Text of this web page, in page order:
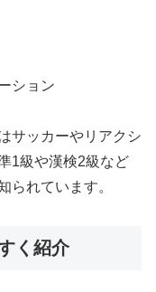
ション
サッカーやリアクシ
1級や漢検2級など
られています。
く紹介